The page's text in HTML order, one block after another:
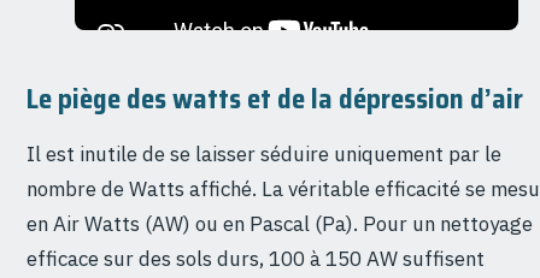
Le piège des watts et de la dépression d’air
Il est inutile de se laisser séduire uniquement par le
nombre de Watts affiché. La véritable efficacité se
en Air Watts (AW) ou en Pascal (Pa). Pour un nettoyage
efficace sur des sols durs, 100 à 150 AW suffisent